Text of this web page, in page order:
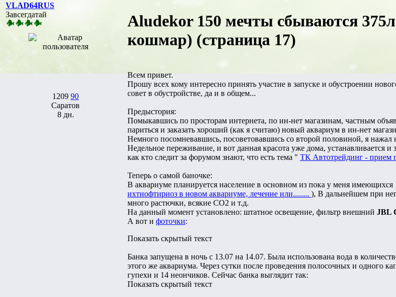
VLAD64RUS
Завсегдатай
1209 90
Саратов
8 дн.
Aludekor 150 мечты сбываются
кошмар) (страница 17)
Всем привет.
Прошу всех кому интересно принять участие в запуске и обустроении
совет в обустройстве, да и в общем...
Предыстория:
Помыкавшись по просторам интернета, по ин-нет магазинам, частным
париться и заказать хороший (как я считаю) новый аквариум в ин-нет
Немного посомневавшись, посоветовавшись со второй половиной, я нажал
Недельное переживание, и вот данная красота уже дома, устанавливается
как кто следит за форумом знают, что есть тема " ТК Автотрейдинг - прием
Теперь о самой баночке:
В аквариуме планируется население в основном из пока у меня имеющихся
ихтиофтириоз в новом аквариуме, лечение или........ ), В дальнейшем при
много растючки, всякие СО2 и т.д.
На данный момент установлено: штатное освещение, фильтр внешний JBL
А вот и фоточки:
Показать скрытый текст
Банка запущена в ночь с 13.07 на 14.07. Была использована вода в
этого же аквариума. Через сутки после проведения полосочных и одного
гупехи и 14 неончиков. Сейчас банка выглядит так:
Показать скрытый текст